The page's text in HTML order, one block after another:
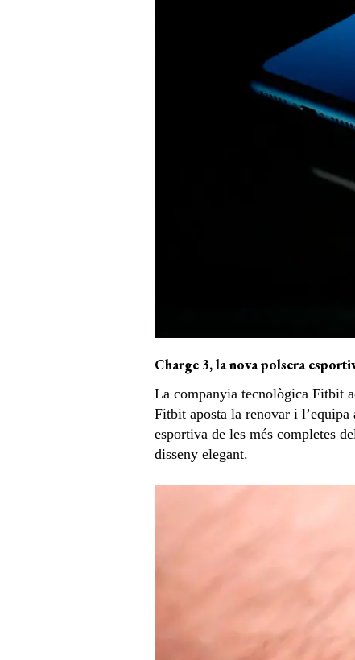
Charge 3, la nova polsera
La companyia tecnològica Fitbit
Fitbit aposta la renovar i l’equipa
esportiva de les més completes
disseny elegant.